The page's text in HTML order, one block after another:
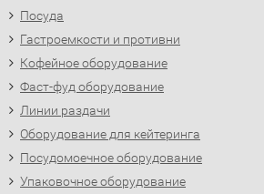
Посуда
Гастроемкости и противни
Кофейное оборудование
Фаст-фуд оборудование
Линии раздачи
Оборудование для кейтеринга
Посудомоечное оборудование
Упаковочное оборудование